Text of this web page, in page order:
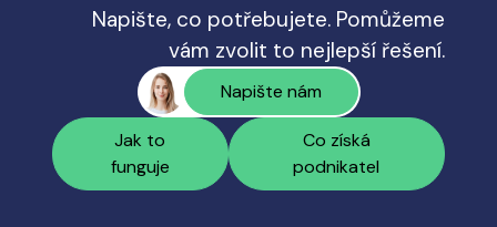
Napište, co potřebujete. Pomůžeme
vám zvolit to nejlepší řešení.
Napište nám
Jak to
funguje
Co získá
podnikatel